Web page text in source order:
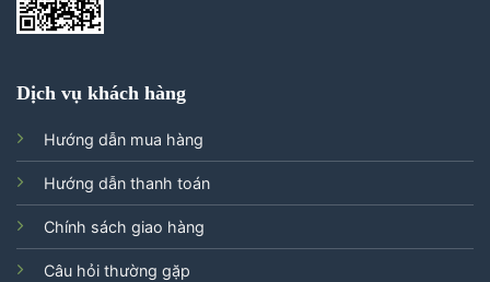
Dịch vụ khách hàng
Hướng dẫn mua hàng
Hướng dẫn thanh toán
Chính sách giao hàng
Câu hỏi thường gặp